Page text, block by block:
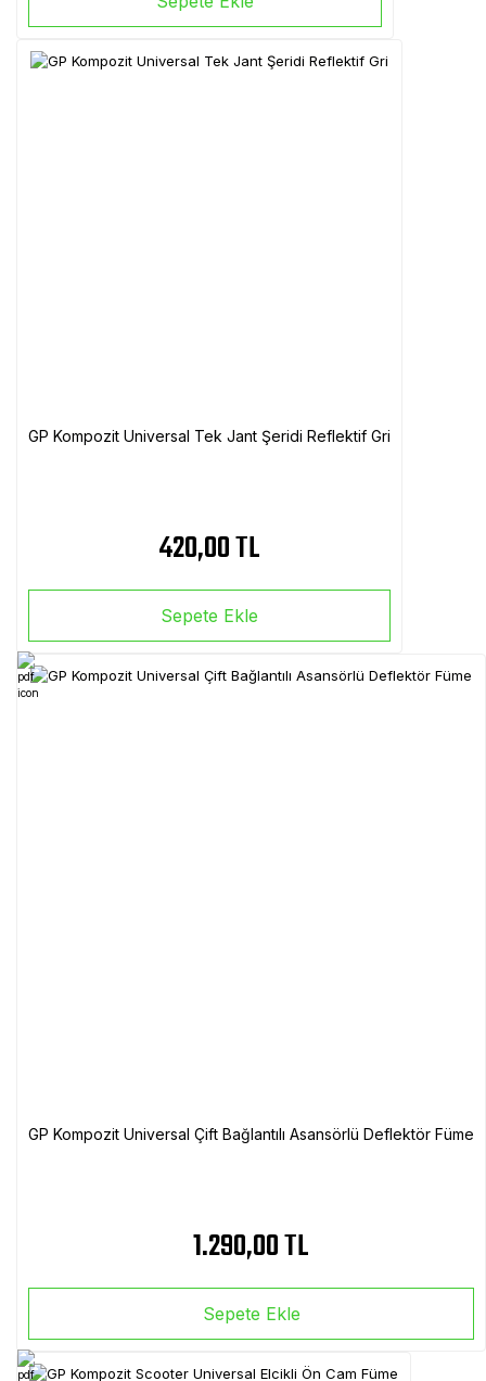
GP Kompozit Universal Tek Jant Şeridi Reflektif Gri
420,00 TL
Sepete Ekle
GP Kompozit Universal Çift Bağlantılı Asansörlü Deflektör Füme
1.290,00 TL
Sepete Ekle